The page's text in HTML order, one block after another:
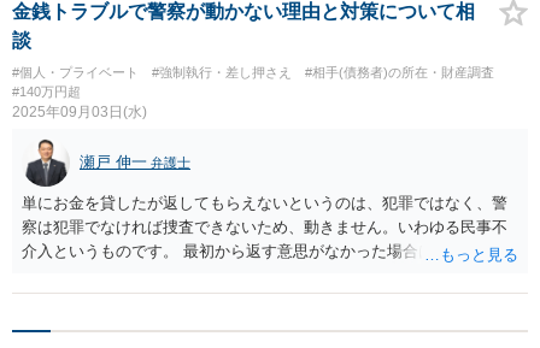
金銭トラブルで警察が動かない理由と対策について相
談
#個人・プライベート #強制執行・差し押さえ
#相手(債務者)の所在・財産調査
#140万円超
2025年09月03日(水)
瀬戸 伸一 弁護士
単にお金を貸したが返してもらえないというのは、犯罪ではなく、警
察は犯罪でなければ捜査できないため、動きません。いわゆる民事不
介入というものです。 最初から返す意思がなかった場合は詐欺罪にな
難しく明確な証拠がないと警察も動きにくいのではないかと思われま